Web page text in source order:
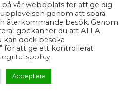
av Knockout
på vår webbplats för att ge dig
genom att spara
återkommande besök. Genom
godkänner du att ALLA
kan dock besöka
för att ge ett kontrollerat
Acceptera